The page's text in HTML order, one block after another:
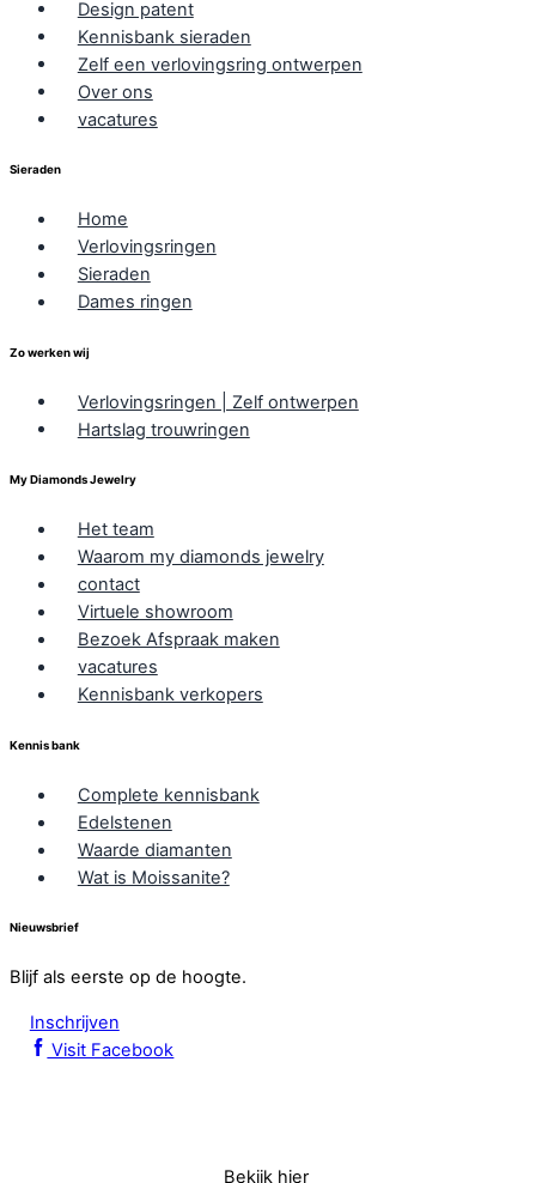
Design patent
Kennisbank sieraden
Zelf een verlovingsring ontwerpen
Over ons
vacatures
Sieraden
Home
Verlovingsringen
Sieraden
Dames ringen
Zo werken wij
Verlovingsringen | Zelf ontwerpen
Hartslag trouwringen
My Diamonds Jewelry
Het team
Waarom my diamonds jewelry
contact
Virtuele showroom
Bezoek Afspraak maken
vacatures
Kennisbank verkopers
Kennis bank
Complete kennisbank
Edelstenen
Waarde diamanten
Wat is Moissanite?
Nieuwsbrief
Blijf als eerste op de hoogte.
Inschrijven
Visit Facebook
Bekijk hier